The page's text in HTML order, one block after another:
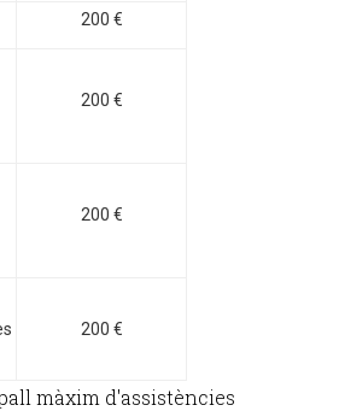
200 €
200 €
200 €
200 €
màxim d'assistències